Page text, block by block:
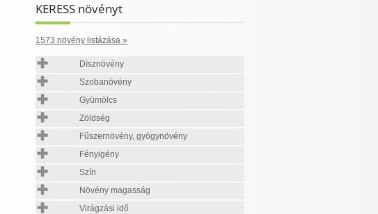
KERESS növényt
1573 növény listázása »
Dísznövény
Szobanövény
Gyümölcs
Zöldség
Fűszernövény, gyógynövény
Fényigény
Szín
Növény magasság
Virágzási idő